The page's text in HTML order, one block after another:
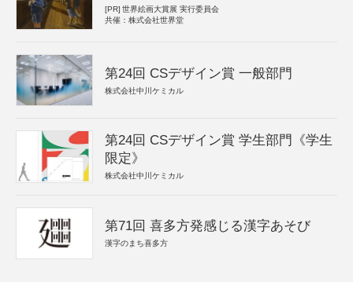
[PR] 世界絵画大賞展 実行委員会
共催：株式会社世界堂
第24回 CSデザイン賞 一般部門
株式会社中川ケミカル
第24回 CSデザイン賞 学生部門《学生
限定》
株式会社中川ケミカル
第71回 喜多方発感じる漢字あそび
漢字のまち喜多方